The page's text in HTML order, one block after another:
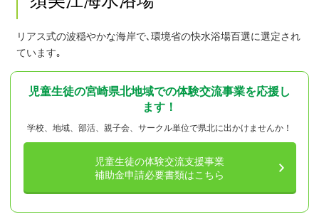
リアス式の波穏やかな海岸で､環境省の快水浴場百選に選定され
ています｡
児童生徒の宮崎県北地域での体験交流事業を応援し
ます！
学校、地域、部活、親子会、サークル単位で県北に出かけませんか！
児童生徒の体験交流支援事業
補助金申請必要書類はこちら